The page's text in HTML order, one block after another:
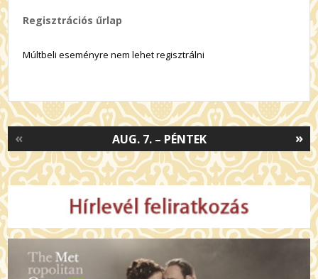
Regisztrációs űrlap
Múltbeli eseményre nem lehet regisztrálni
»
AUG. 7. – PÉNTEK
«